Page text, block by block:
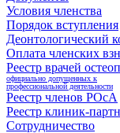
Условия членства
Порядок вступления
Деонтологический
Оплата членских
Реестр врачей
официально допущенных к
профессиональной деятельности
Реестр членов РОсА
Реестр клиник-
Сотрудничество